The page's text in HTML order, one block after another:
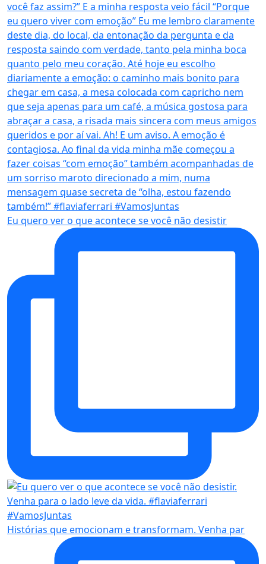
Eu quero ver o que acontece se você não desistir
Histórias que emocionam e transformam. Venha par